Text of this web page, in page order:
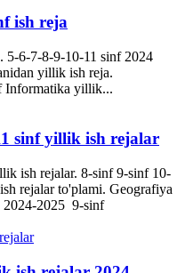
ish reja
5-6-7-8-9-10-11 sinf 2024
yillik ish reja.
Informatika yillik...
sinf yillik ish rejalar
ish rejalar. 8-sinf 9-sinf 10-
rejalar to'plami. Geografiya
2025 9-sinf